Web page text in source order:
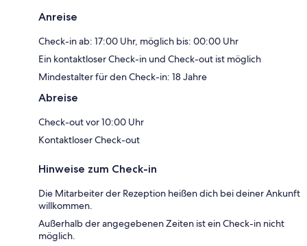
Anreise
Check-in ab: 17:00 Uhr, möglich bis: 00:00 Uhr
Ein kontaktloser Check-in und Check-out ist möglich
Mindestalter für den Check-in: 18 Jahre
Abreise
Check-out vor 10:00 Uhr
Kontaktloser Check-out
Hinweise zum Check-in
Die Mitarbeiter der Rezeption heißen dich bei deiner Ankunft
willkommen.
Außerhalb der angegebenen Zeiten ist ein Check-in nicht
möglich.